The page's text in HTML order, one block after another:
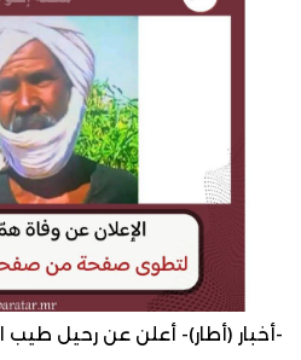
-أخبار (أطار)- أعلن عن رحيل